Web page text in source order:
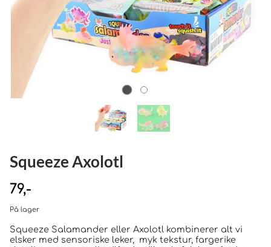
Squeeze Axolotl
79,-
På lager
Squeeze Salamander eller Axolotl kombinerer alt vi
elsker med sensoriske leker, myk tekstur, fargerike